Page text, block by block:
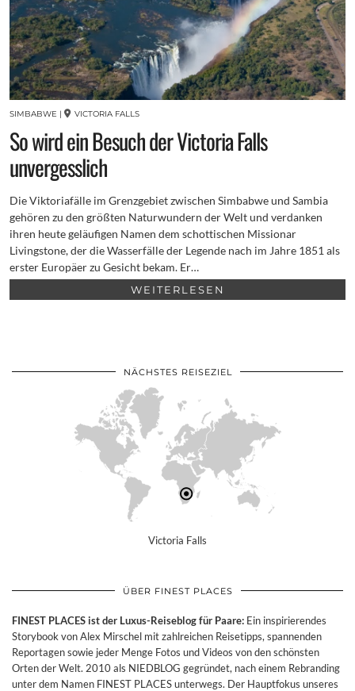
SIMBABWE | VICTORIA FALLS
So wird ein Besuch der Victoria Falls
unvergesslich
Die Viktoriafälle im Grenzgebiet zwischen Simbabwe und Sambia
gehören zu den größten Naturwundern der Welt und verdanken
ihren heute geläufigen Namen dem schottischen Missionar
Livingstone, der die Wasserfälle der Legende nach im Jahre 1851 als
erster Europäer zu Gesicht bekam. Er…
WEITERLESEN
NÄCHSTES REISEZIEL
Victoria Falls
ÜBER FINEST PLACES
FINEST PLACES ist der Luxus-Reiseblog für Paare: Ein inspirierendes
Storybook von Alex Mirschel mit zahlreichen Reisetipps, spannenden
Reportagen sowie jeder Menge Fotos und Videos von den schönsten
Orten der Welt. 2010 als NIEDBLOG gegründet, nach einem Rebranding
unter dem Namen FINEST PLACES unterwegs. Der Hauptfokus unseres